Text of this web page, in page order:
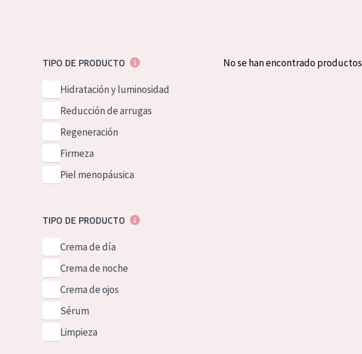
GreekTIPO DE PRODUCTO
Hidratación y luminosidad
Reducción de arrugas
Regeneración
Firmeza
Piel menopáusica
TIPO DE PRODUCTO
Crema de día
Crema de noche
Crema de ojos
Sérum
Limpieza
No se han encontrado productos